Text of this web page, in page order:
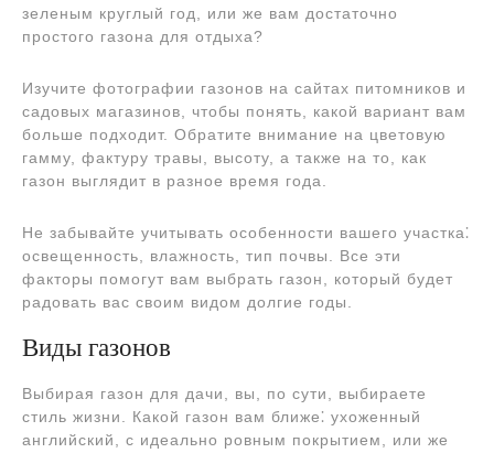
зеленым круглый год, или же вам достаточно
простого газона для отдыха?
Изучите фотографии газонов на сайтах питомников и
садовых магазинов, чтобы понять, какой вариант вам
больше подходит. Обратите внимание на цветовую
гамму, фактуру травы, высоту, а также на то, как
газон выглядит в разное время года.
Не забывайте учитывать особенности вашего участка⁚
освещенность, влажность, тип почвы. Все эти
факторы помогут вам выбрать газон, который будет
радовать вас своим видом долгие годы.
Виды газонов
Выбирая газон для дачи, вы, по сути, выбираете
стиль жизни. Какой газон вам ближе⁚ ухоженный
английский, с идеально ровным покрытием, или же